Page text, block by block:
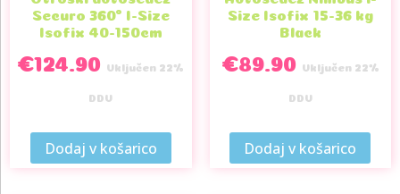
Securo 360° I-Size
Isofix 40-150cm
€124.90 Vključen 22%
DDV
Dodaj v košarico
Size Isofix 15-36 kg
Black
€89.90 Vključen 22%
DDV
Dodaj v košarico